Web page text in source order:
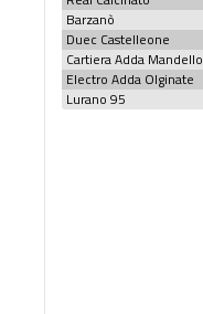
Barzanò
Duec Castelleone
Cartiera Adda Mandello
Electro Adda Olginate
Lurano 95